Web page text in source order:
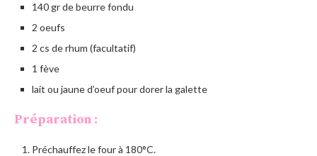
140 gr de beurre fondu
2 oeufs
2 cs de rhum (facultatif)
1 fève
lait ou jaune d’oeuf pour dorer la galette
Préparation :
Préchauffez le four à 180°C.